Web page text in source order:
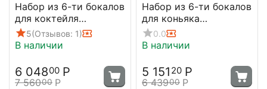
Набор из 6-ти бокалов
для коктейля
Grandezza, 240 мл,
D116 мм, h172 мм,
5(Отзывов: 1)
В наличии
6 04800 Р
7 56000 Р
Набор из 6-ти бокалов
для коньяка
Grandezza, 610 мл,
D104 мм, H155 мм,
0.0
В наличии
5 151 20 Р
6 43900 Р